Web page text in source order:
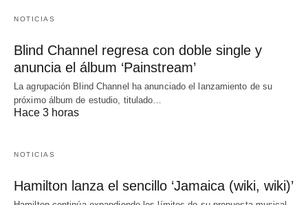
NOTICIAS
Blind Channel regresa con doble single y
anuncia el álbum ‘Painstream’
La agrupación Blind Channel ha anunciado el lanzamiento de su
próximo álbum de estudio, titulado…
Hace 3 horas
NOTICIAS
Hamilton lanza el sencillo ‘Jamaica (wiki, wiki)’